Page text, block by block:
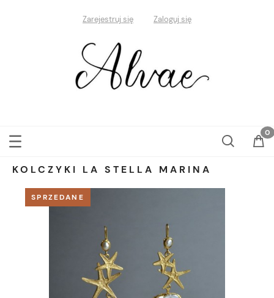
Zarejestruj się Zaloguj się
KOLCZYKI LA STELLA MARINA
SPRZEDANE